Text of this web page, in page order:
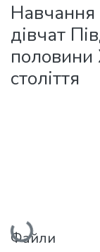
Навчання
дівчат
половини
століття
Вантажиться...
Файли